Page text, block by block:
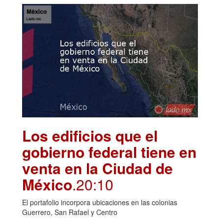
Los edificios que el
gobierno federal tiene en
venta en la Ciudad de
México.20:10
El portafolio incorpora ubicaciones en las colonias
Guerrero, San Rafael y Centro